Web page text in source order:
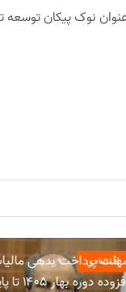
نوک پیکان توسعه
اقتصادیپرداخت بدهی